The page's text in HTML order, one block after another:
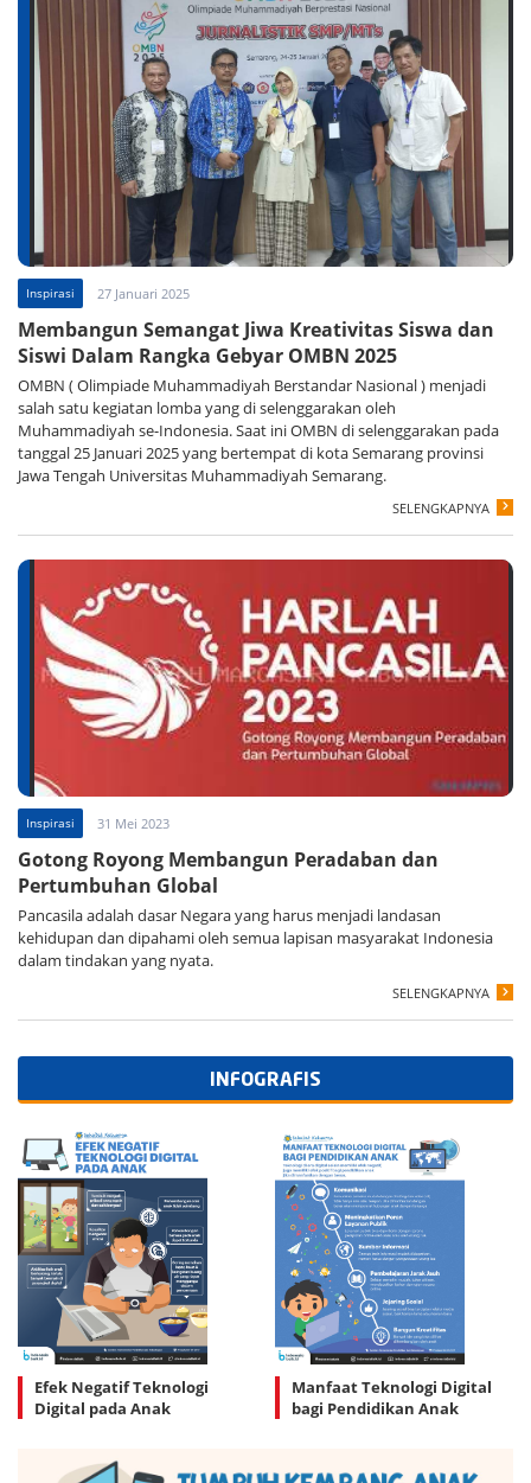
Inspirasi 27 Januari 2025
Membangun Semangat Jiwa Kreativitas Siswa dan
Siswi Dalam Rangka Gebyar OMBN 2025
OMBN ( Olimpiade Muhammadiyah Berstandar Nasional ) menjadi
salah satu kegiatan lomba yang di selenggarakan oleh
Muhammadiyah se-Indonesia. Saat ini OMBN di selenggarakan pada
tanggal 25 Januari 2025 yang bertempat di kota Semarang provinsi
Jawa Tengah Universitas Muhammadiyah Semarang.
SELENGKAPNYA
Inspirasi 31 Mei 2023
Gotong Royong Membangun Peradaban dan
Pertumbuhan Global
Pancasila adalah dasar Negara yang harus menjadi landasan
kehidupan dan dipahami oleh semua lapisan masyarakat Indonesia
dalam tindakan yang nyata.
SELENGKAPNYA
INFOGRAFIS
Efek Negatif Teknologi
Digital pada Anak
Manfaat Teknologi Digital
bagi Pendidikan Anak